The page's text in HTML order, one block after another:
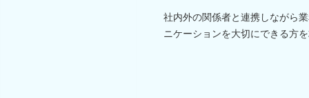
社内外の関係者と連携しながら
ニケーションを大切にできる方